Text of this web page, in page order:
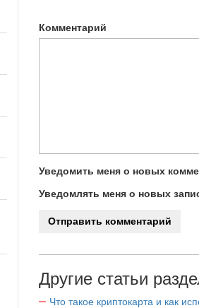
Комментарий
Уведомить меня о новых
Уведомлять меня о новых
Другие статьи
Что такое криптокарта и как